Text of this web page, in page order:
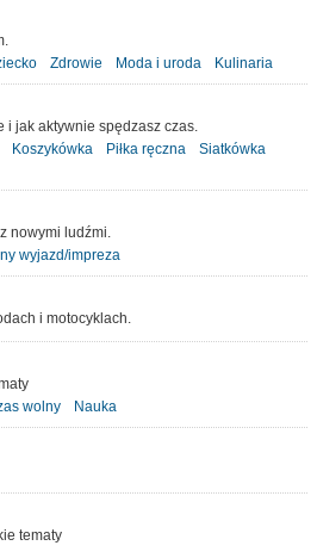
Zdrowie Moda i uroda Kulinaria
i jak aktywnie spędzasz czas.
Koszykówka Piłka ręczna
Siatkówka
nowymi ludźmi.
wyjazd/impreza
i motocyklach.
wolny Nauka
tematy